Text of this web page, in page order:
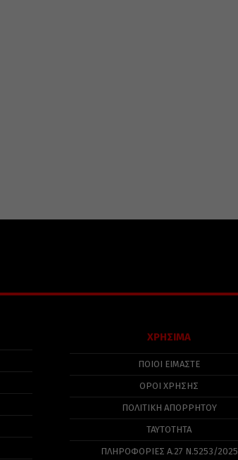
ΧΡΗΣΙΜΑ
ΠΟΙΟΙ ΕΙΜΑΣΤΕ
ΟΡΟΙ ΧΡΗΣΗΣ
ΠΟΛΙΤΙΚΉ ΑΠΟΡΡΉΤΟΥ
ΤΑΥΤΟΤΗΤΑ
ΠΛΗΡΟΦΟΡΊΕΣ Α.27 Ν.5253/2025